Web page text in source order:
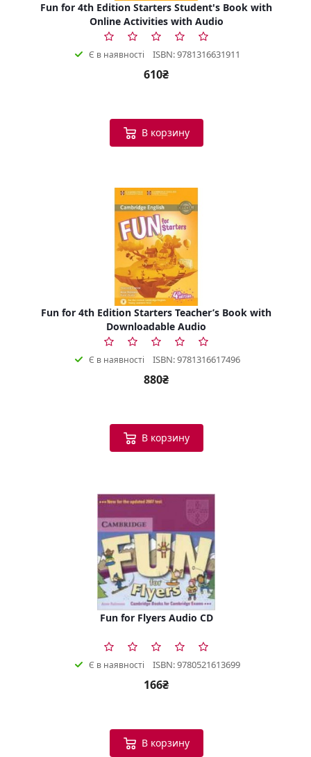
Fun for 4th Edition Starters Student's Book with
Online Activities with Audio
Є в наявності ISBN: 9781316631911
610₴
В корзину
Fun for 4th Edition Starters Teacher’s Book with
Downloadable Audio
Є в наявності ISBN: 9781316617496
880₴
В корзину
Fun for Flyers Audio CD
Є в наявності ISBN: 9780521613699
166₴
В корзину